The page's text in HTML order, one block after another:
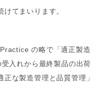
てまいります。
の略で「適正製造
入れから最終製品の出荷
な製造管理と品質管理」